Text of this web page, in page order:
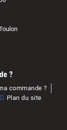
?
commande ?
Plan du site